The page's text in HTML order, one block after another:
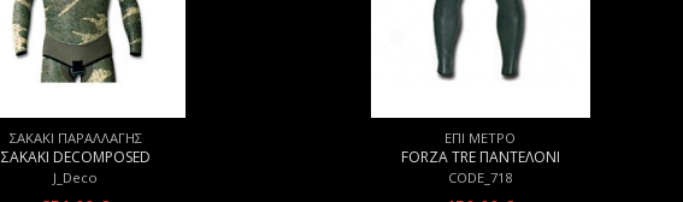
ΣΑΚΑΚΙ ΠΑΡΑΛΛΑΓΗΣ
ΣΑΚΑΚΙ DECOMPOSED
J_Deco
ΕΠΙ ΜΕΤΡΟ
FORZA TRE ΠΑΝΤΕΛΟΝΙ
CODE_718